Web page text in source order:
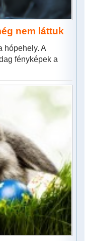
nem láttuk
hópehely. A
fényképek a